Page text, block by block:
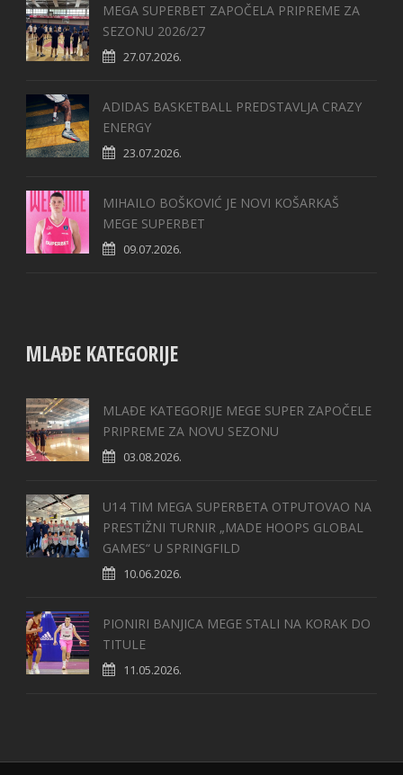
MEGA SUPERBET ZAPOČELA PRIPREME ZA
SEZONU 2026/27
27.07.2026.
ADIDAS BASKETBALL PREDSTAVLJA CRAZY
ENERGY
23.07.2026.
MIHAILO BOŠKOVIĆ JE NOVI KOŠARKAŠ
MEGE SUPERBET
09.07.2026.
MLAĐE KATEGORIJE
MLAĐE KATEGORIJE MEGE SUPER ZAPOČELE
PRIPREME ZA NOVU SEZONU
03.08.2026.
U14 TIM MEGA SUPERBETA OTPUTOVAO NA
PRESTIŽNI TURNIR „MADE HOOPS GLOBAL
GAMES“ U SPRINGFILD
10.06.2026.
PIONIRI BANJICA MEGE STALI NA KORAK DO
TITULE
11.05.2026.